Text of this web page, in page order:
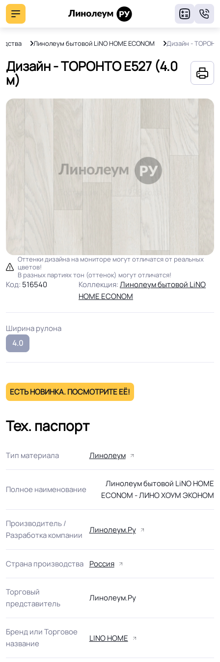
Линолеум бытовой LiNO HOME ECONOM Дизайн -
Дизайн - ТОРОНТО E527 (4.0
м)
Оттенки дизайна на мониторе могут отличатся от реальных
цветов!
В разных партиях тон (оттенок) могут отличатся!
Код: 516540 Коллекция:Линолеум бытовой LiNO
HOME ECONOM
Ширина рулона
4.0
ЕСТЬ НОВИНКА. ПОСМОТРИТЕ ЕЁ!
Тех. паспорт
Тип материала Линолеум
Полное наименование
Линолеум бытовой LiNO HOME
ECONOM - ЛИНО ХОУМ ЭКОНОМ
Производитель /
Разработка компании
Линолеум.Ру
Страна производства Россия
Торговый
представитель
Линолеум.Ру
Бренд или Торговое
название
LINO HOME